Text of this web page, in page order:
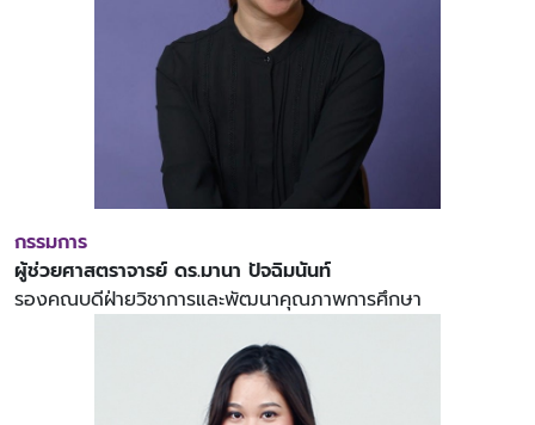
กรรมการ
ผู้ช่วยศาสตราจารย์ ดร.มานา ปัจฉิมนันท์
รองคณบดีฝ่ายวิชาการและพัฒนาคุณภาพการศึกษา